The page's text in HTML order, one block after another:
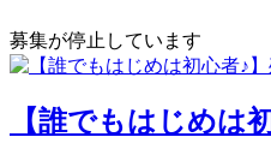
募集が停止しています
【誰でもはじめは